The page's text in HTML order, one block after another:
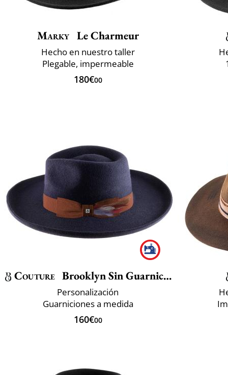
Marky Le Charmeur
Hecho en nuestro taller
Plegable, impermeable
180€00
Couture Brooklyn Sin Guarnicion
Personalización
Guarniciones a medida
160€00